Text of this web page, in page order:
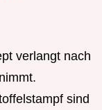
verlangt nach
sind